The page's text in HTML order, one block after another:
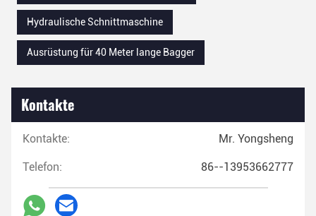
Hydraulische Schnittmaschine
Ausrüstung für 40 Meter lange Bagger
Kontakte
Kontakte: Mr. Yongsheng
Telefon: 86--13953662777